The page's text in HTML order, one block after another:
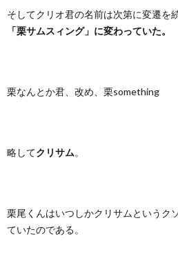
そしてクリオ君の名前は次第に変遷を
「栗サムスィング」に変わっていた。
栗なんとか君、改め、栗something
略してクリサム。
栗尾くんはいつしかクリサムというク
ていたのである。